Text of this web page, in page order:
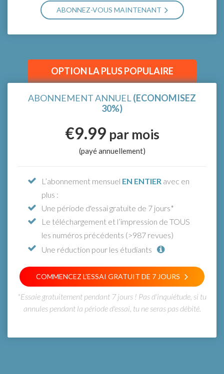
ABONNEZ-VOUS MAINTENANT
OPTION LA PLUS POPULAIRE
ABONNEMENT ANNUEL(ECONOMISEZ
30%)
€9.99 par mois
(payé annuellement)
L’abonnement mensuel EN ENTIER avec en
plus :
Une période d'essai gratuite de 7 jours*
Le téléchargement et l’impression de TOUS
les numéros précédents (>987 revues)
Une réduction pour les étudiants
COMMENCEZ L’ESSAI GRATUIT DE 7 JOURS
*Essaie gratuitement pendant 7 jours ! Pas d'inquiétude, si tu
annules pendant la période d'essai, tu ne seras pas débité.
SÉLECTIONNER LE NOMBRE D'UTILISATEURS
*Essaie gratuitement pendant 7 jours ! Pas d'inquiétude, si tu